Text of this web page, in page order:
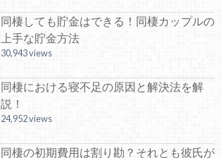
同棲しても貯金はできる！同棲カップルの
上手な貯金方法
30,943 views
同棲における寝不足の原因と解決法を解
説！
24,952 views
同棲の初期費用は割り勘？それとも彼氏が